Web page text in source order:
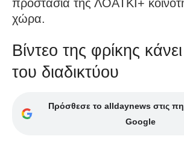
προστασία της ΛΟΑΤΚΙ+
χώρα.
Βίντεο της φρίκης
του διαδικτύου
Πρόσθεσε το alldaynews στις
Google